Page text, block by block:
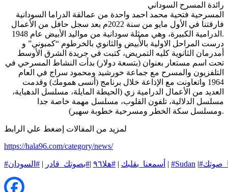
رائدة المسرح السوداني
المسرحية فتحية محمد احمد واحدة من عمالقة الدراما السودانية
فارقتنا في الأول مايو من سنة 2022م بعد سجل حافل من الأعمال
الدرامية الكبيرة، وهي ممثلة سودانية من مواليد الأبيض عام 1948.
درست المراحل الاولية بالأُبيض والثانوي بالخرطوم “كمبوني” و
أمدرمان الثانوية كليه التمريض، كتبت في جريدة الشرق الأوسط
تحت اسم مستعار بعنوان (بتسعة دولار) بدأت النشاط المسرحي في
التلفزيون والمسرح مع جماعة خورشيد ومحمود سراج في العام
1964 واتعاونت مع الإذاعة خلال برنامج (أنسى همومك) وقدمت
العديد من الأعمال الدرامية زي (الحيطة المايلة، مسلسل الدهباية،
مسلسل الدلالية، تلفون القلوب، مسلسل مهمة خاصة جدا
ومسلسل سكة الخطر ومسرحية خطوبة سهير).
لمزيد من المفالات إضغط علي الرابط
https://hala96.com/category/news/
#أسمعنا_بقلبك | #هلا٩٦ |#بصوتك_قادر | #السودان | #Sudan |